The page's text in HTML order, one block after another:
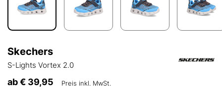
Skechers
S-Lights Vortex 2.0
ab€ 39,95 Preis inkl. MwSt.